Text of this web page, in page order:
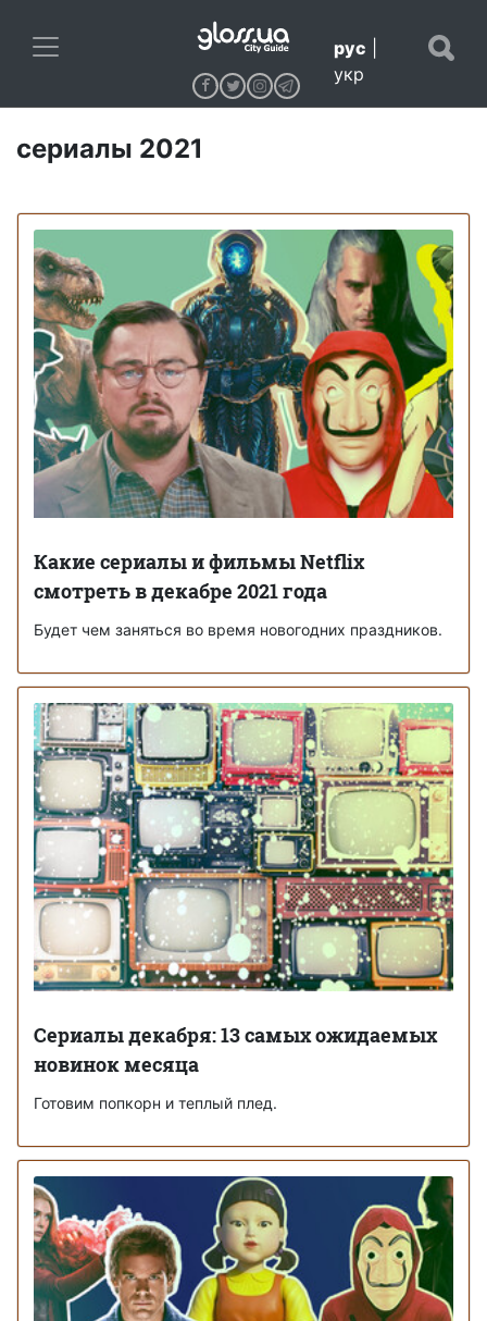
рус
укр
сериалы 2021
Какие сериалы и фильмы Netflix
смотреть в декабре 2021 года
Будет чем заняться во время новогодних праздников.
Сериалы декабря: 13 самых ожидаемых
новинок месяца
Готовим попкорн и теплый плед.